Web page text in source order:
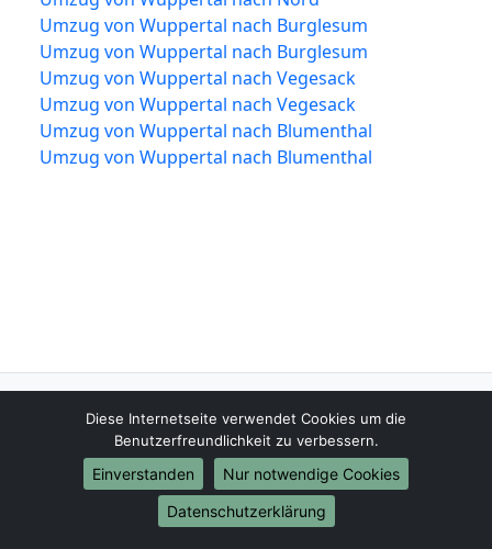
Umzug von Wuppertal nach Burglesum
Umzug von Wuppertal nach Burglesum
Umzug von Wuppertal nach Vegesack
Umzug von Wuppertal nach Vegesack
Umzug von Wuppertal nach Blumenthal
Umzug von Wuppertal nach Blumenthal
Wuppertal-Umzug-24.de
01579-2632723
info@wuppertal-umzug-24.de
Diese Internetseite verwendet Cookies um die
Benutzerfreundlichkeit zu verbessern.
Einverstanden
Nur notwendige Cookies
Datenschutzerklärung